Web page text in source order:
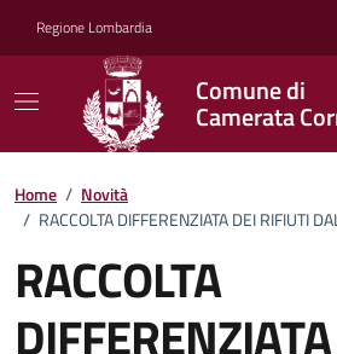
Regione Lombardia
Comune di
Camerata
Home / Novità
/ RACCOLTA DIFFERENZIATA DEI RIFIUTI
RACCOLTA